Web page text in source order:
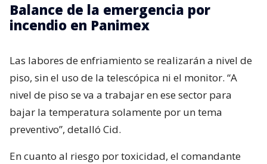
Balance de la emergencia por
incendio en Panimex
Las labores de enfriamiento se realizarán a nivel de
piso, sin el uso de la telescópica ni el monitor. “A
nivel de piso se va a trabajar en ese sector para
bajar la temperatura solamente por un tema
preventivo”, detalló Cid.
En cuanto al riesgo por toxicidad, el comandante